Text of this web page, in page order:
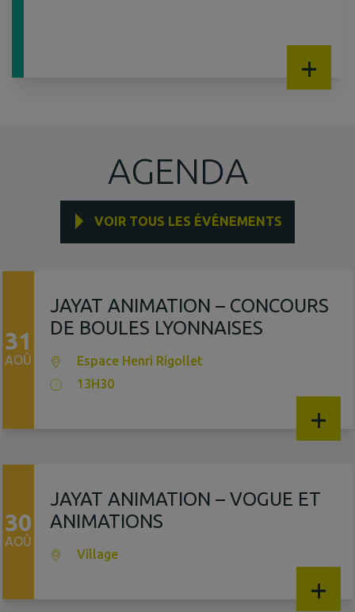
+
AGENDA
VOIR TOUS LES ÉVÉNEMENTS
31
AOÛ
JAYAT ANIMATION – CONCOURS
DE BOULES LYONNAISES
Espace Henri Rigollet
13H30
+
30
AOÛ
JAYAT ANIMATION – VOGUE ET
ANIMATIONS
Village
+